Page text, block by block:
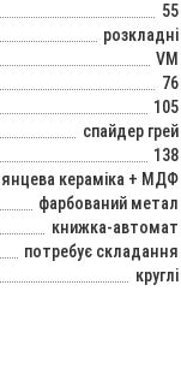
55
розкладні
VM
76
105
спайдер грей
138
кераміка + МДФ
фарбований метал
книжка-автомат
потребує складання
круглі